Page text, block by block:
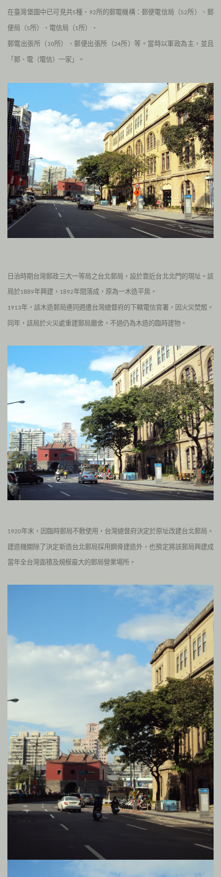
在臺灣堡圖中已可見共5種、 92所的郵電機構：郵便電信局（52所）、郵
便局（5所）、電信局（1所）、
郵電出張所（10所）、郵便出張所（24所）等。當時以軍政為主，並且
「郵、電（電信）一家」。
日治時期台灣郵政三大一等局之台北郵局，設於靠近台北北門的現址。該
局於1889年興建， 1892年間落成，原為一木造平房。
1913年，該木造郵局連同週遭台灣總督府的下轄電信官署，因火災焚燬。
同年，該局於火災處重建郵局廳舍，不過仍為木造的臨時建物。
1920年末，因臨時郵局不敷使用，台灣總督府決定於原址改建台北郵局。
建造機關除了決定新造台北郵局採用鋼骨建造外，也預定將該郵局興建成
當年全台灣面積及規模最大的郵局營業場所。